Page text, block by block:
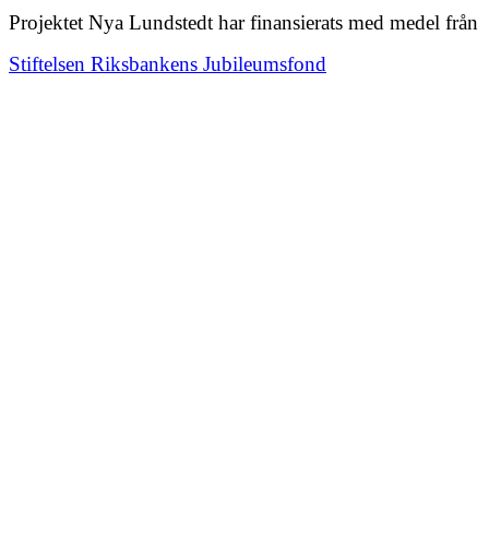
Projektet Nya Lundstedt har finansierats med medel från
Stiftelsen Riksbankens Jubileumsfond